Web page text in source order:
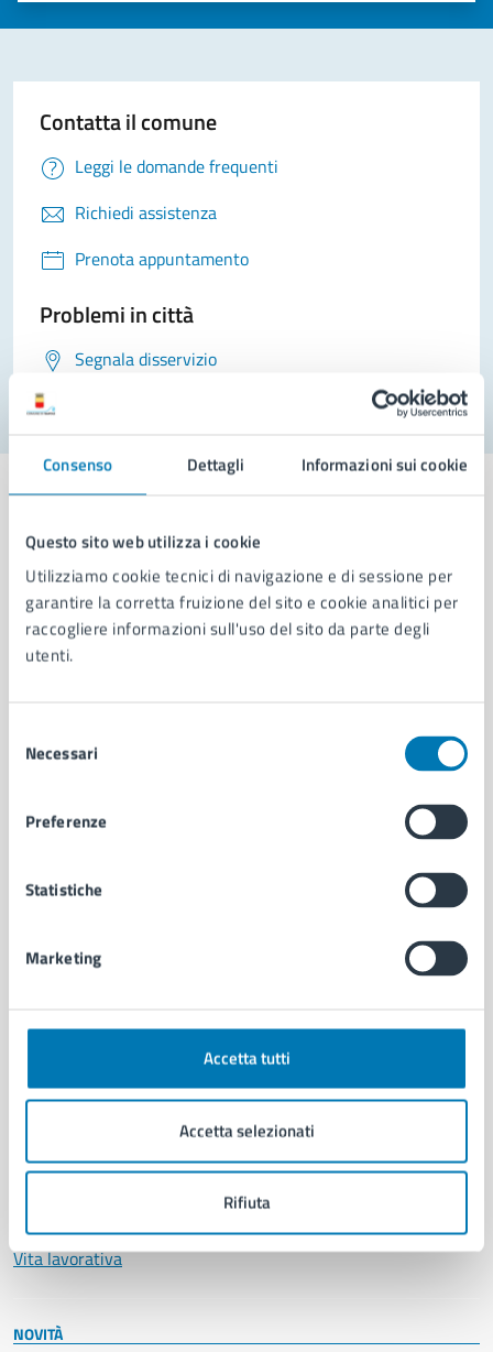
Consenso Dettagli Informazioni sui cookie
Questo sito web utilizza i cookie
Utilizziamo cookie tecnici di navigazione e di sessione per
garantire la corretta fruizione del sito e cookie analitici per
raccogliere informazioni sull'uso del sito da parte degli
utenti.
delNecessari
Preferenze
Statistiche
Marketing
Accetta tutti
Accetta selezionati
Rifiuta
Contatta il comune
Leggi le domande frequenti
Richiedi assistenza
Prenota appuntamento
Problemi in città
Segnala disservizio
Comune di Napoli
AMMINISTRAZIONE
Uffici
Personale amministrativo
Intranet, posta aziendale e protocollo
CATEGORIE DI SERVIZIO
Documenti e certificati
Educazione e formazione
Giustizia e sicurezza pubblica
Imprese e commercio
Salute, benessere e assistenza
Servizi Cimiteriali
Vita lavorativa
NOVITÀ